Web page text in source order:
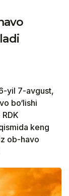
yil 7-avgust,
bo‘lishi
keng
ob-havo